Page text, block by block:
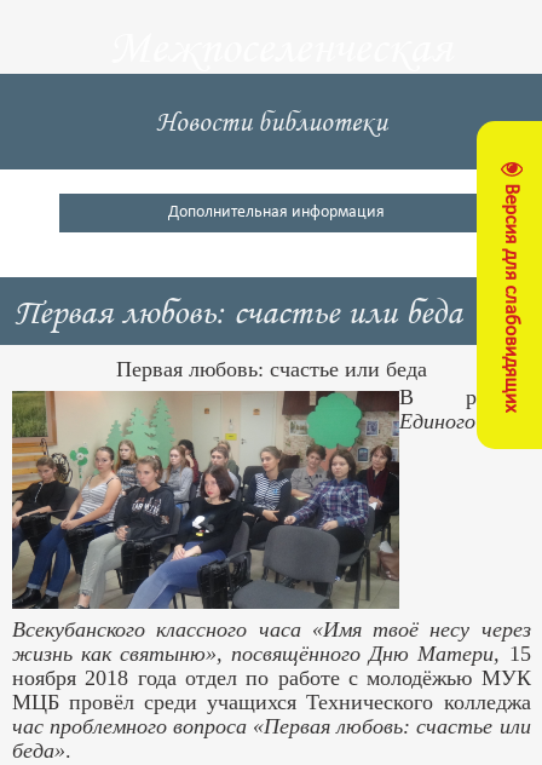
Версия для слабовидящих
центральная
библиотека
Кущевский район
Новости библиотеки
Дополнительная информация
Первая любовь: счастье или беда
Первая любовь: счастье или беда
В рамках
Единого
Всекубанского классного часа «Имя твоё несу через
жизнь как святыню», посвящённого Дню Матери, 15
ноября 2018 года отдел по работе с молодёжью МУК
МЦБ провёл среди учащихся Технического колледжа
час проблемного вопроса «Первая любовь: счастье или
беда».